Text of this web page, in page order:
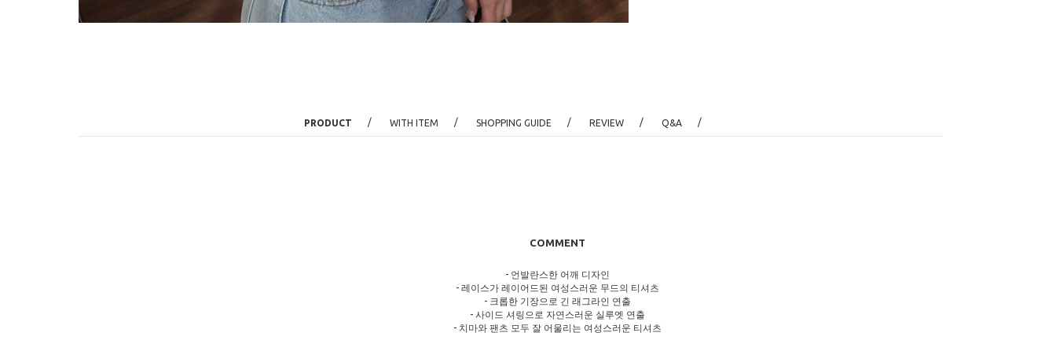
PRODUCT / WITH ITEM / SHOPPING GUIDE / REVIEW / Q&A /
COMMENT
- 언발란스한 어깨 디자인
- 레이스가 레이어드된 여성스러운 무드의 티셔츠
- 크롭한 기장으로 긴 래그라인 연출
- 사이드 셔링으로 자연스러운 실루엣 연출
- 치마와 팬츠 모두 잘 어울리는 여성스러운 티셔츠